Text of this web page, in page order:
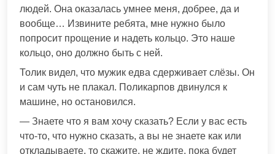
людей. Она оказалась умнее меня, добрее, да и
вообще… Извините ребята, мне нужно было
попросит прощение и надеть кольцо. Это наше
кольцо, оно должно быть с ней.
Толик видел, что мужик едва сдерживает слёзы. Он
и сам чуть не плакал. Поликарпов двинулся к
машине, но остановился.
— Знаете что я вам хочу сказать? Если у вас есть
что-то, что нужно сказать, а вы не знаете как или
откладываете, то скажите, не ждите, пока будет